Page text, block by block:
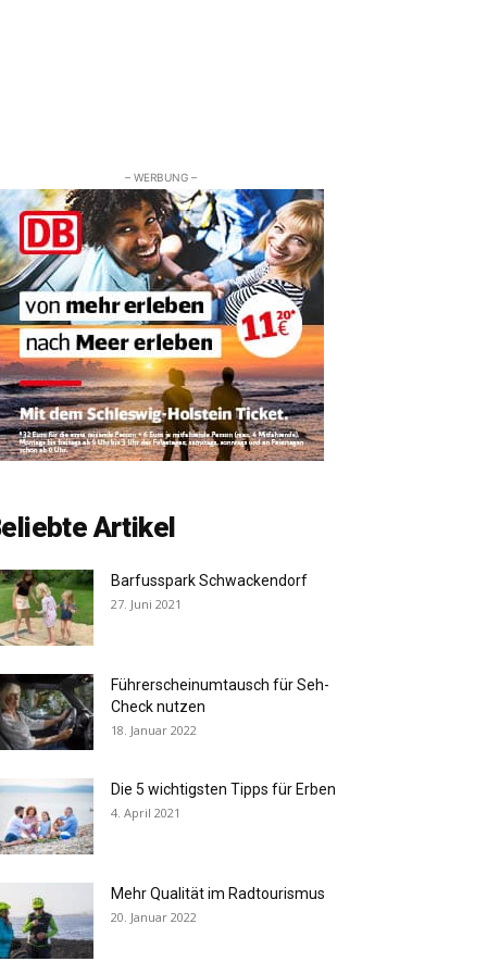
– WERBUNG –
Artikel
Barfusspark Schwackendorf
27. Juni 2021
Führerscheinumtausch für Seh-
Check nutzen
18. Januar 2022
Die 5 wichtigsten Tipps für Erben
4. April 2021
Mehr Qualität im Radtourismus
20. Januar 2022